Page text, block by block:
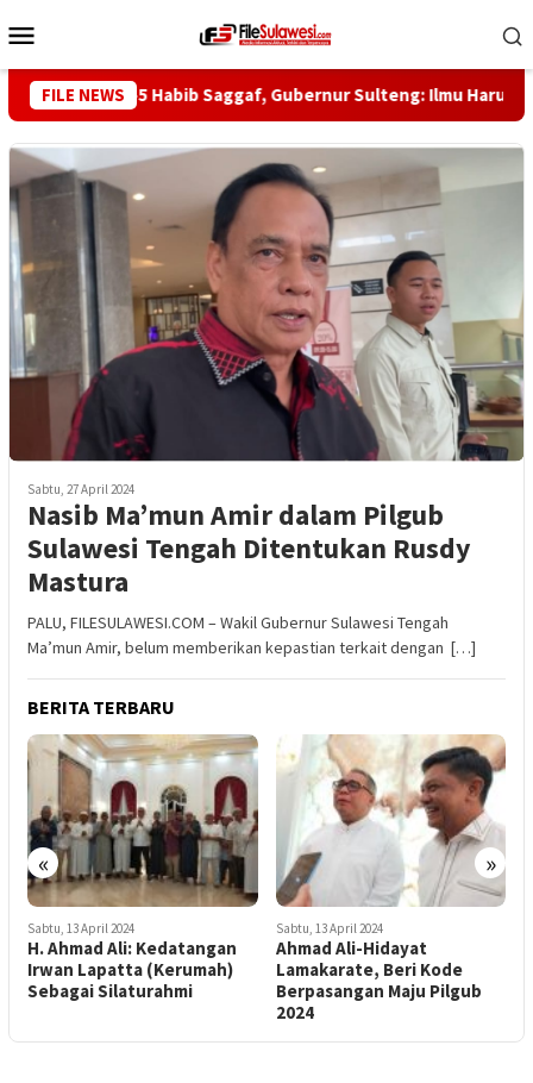
ke
Mobile
FILE NEWS
Haul ke-5 Habib Saggaf, Gubernur Sulteng: Ilmu Harus Jadi
Sabtu, 27 April 2024
Nasib Ma’mun Amir dalam Pilgub
Sulawesi Tengah Ditentukan Rusdy
Mastura
PALU, FILESULAWESI.COM – Wakil Gubernur Sulawesi Tengah
Ma’mun Amir, belum memberikan kepastian terkait dengan […]
BERITA TERBARU
« »
2024
Ali: Kedatangan
(Kerumah)
Silaturahmi
Sabtu, 13 April 2024
Ahmad Ali-Hidayat
Lamakarate, Beri Kode
Berpasangan Maju Pilgub
Selasa, 9 April
Bersama
Lamadjido,
Saya
Jabatan